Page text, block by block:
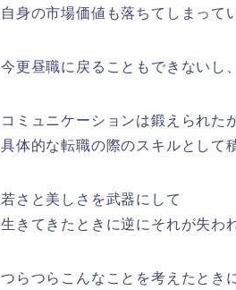
自身の市場価値も落ちてしまって
今更昼職に戻ることもできないし、
コミュニケーションは鍛えられた
具体的な転職の際のスキルとして
若さと美しさを武器にして
生きてきたときに逆にそれが失わ
つらつらこんなことを考えたとき